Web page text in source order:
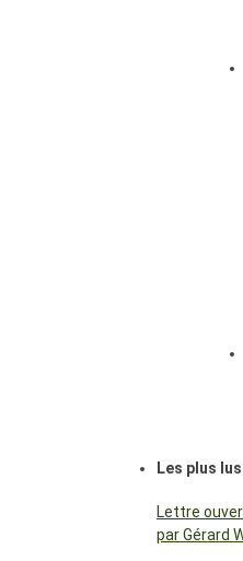
Les plus lus
Lettre
par Gérard